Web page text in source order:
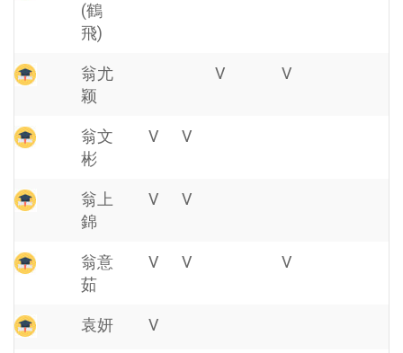
(鶴
飛)
翁尤
颖
V V
翁文
彬
V V
翁上
錦
V V
翁意
茹
V V V
袁妍 V